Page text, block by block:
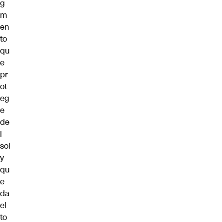
g
m
en
to
qu
e
pr
ot
eg
e
de
l
sol
y
qu
e
da
el
to